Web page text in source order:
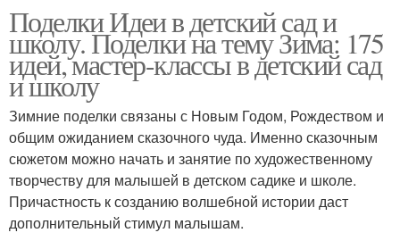
Поделки Идеи в детский сад и
школу. Поделки на тему Зима: 175
идей, мастер-классы в детский сад
и школу
Зимние поделки связаны с Новым Годом, Рождеством и
общим ожиданием сказочного чуда. Именно сказочным
сюжетом можно начать и занятие по художественному
творчеству для малышей в детском садике и школе.
Причастность к созданию волшебной истории даст
дополнительный стимул малышам.